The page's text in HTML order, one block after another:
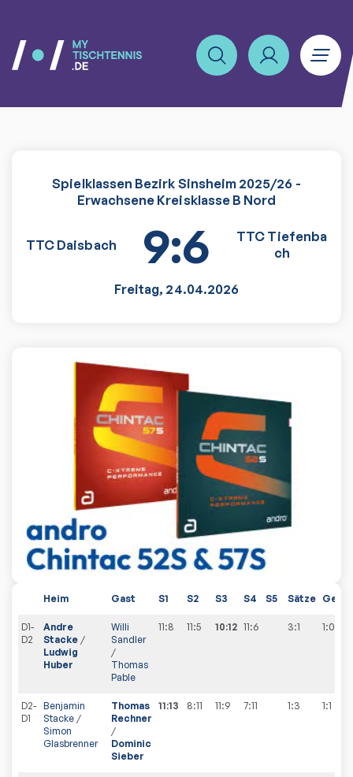
Spielklassen Bezirk Sinsheim 2025/26 -
Erwachsene Kreisklasse B Nord
TTC Daisbach 9:6
TTC Tiefenba
ch
Freitag, 24.04.2026
Heim Gast S1 S2 S3 S4 S5 Sätze
D1-
D2
Andre
Stacke /
Ludwig
Huber
Willi
Sandler
/
Thomas
Pable
11:8 11:5 10:12 11:6 3:1 1:0
D2-
D1
Benjamin
Stacke /
Simon
Glasbrenner
Thomas
Rechner
/
Dominic
Sieber
11:13 8:11 11:9 7:11 1:3 1:1